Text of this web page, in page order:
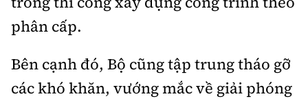
phân cấp.
Bên cạnh đó, Bộ cũng tập trung tháo gỡ
các khó khăn, vướng mắc về giải phóng